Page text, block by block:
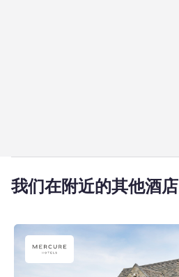
我们在附近的其他酒店